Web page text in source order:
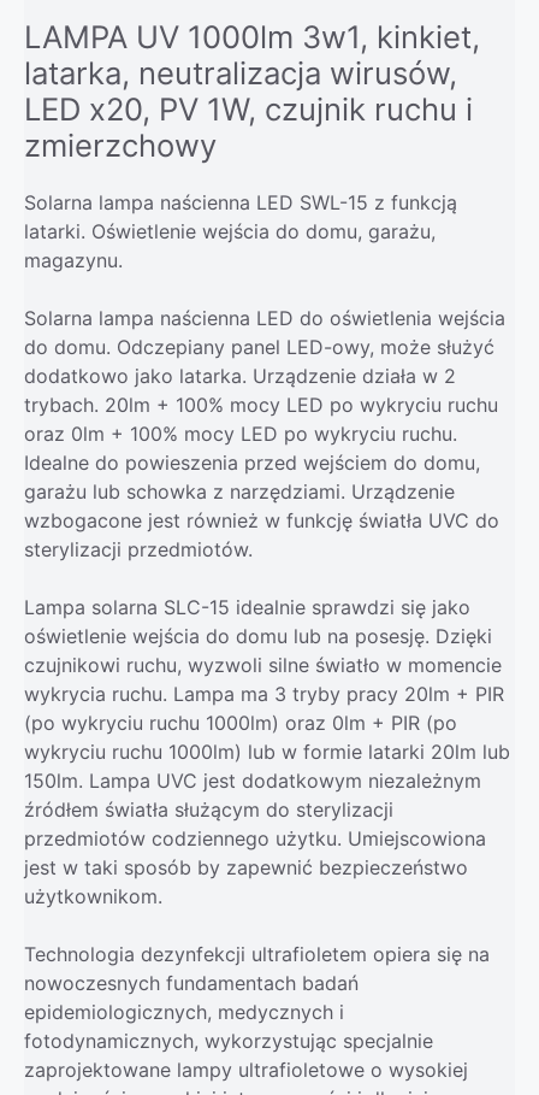
LAMPA UV 1000lm 3w1, kinkiet,
latarka, neutralizacja wirusów,
LED x20, PV 1W, czujnik ruchu i
zmierzchowy
Solarna lampa naścienna LED SWL-15 z funkcją
latarki. Oświetlenie wejścia do domu, garażu,
magazynu.
Solarna lampa naścienna LED do oświetlenia wejścia
do domu. Odczepiany panel LED-owy, może służyć
dodatkowo jako latarka. Urządzenie działa w 2
trybach. 20lm + 100% mocy LED po wykryciu ruchu
oraz 0lm + 100% mocy LED po wykryciu ruchu.
Idealne do powieszenia przed wejściem do domu,
garażu lub schowka z narzędziami. Urządzenie
wzbogacone jest również w funkcję światła UVC do
sterylizacji przedmiotów.
Lampa solarna SLC-15 idealnie sprawdzi się jako
oświetlenie wejścia do domu lub na posesję. Dzięki
czujnikowi ruchu, wyzwoli silne światło w momencie
wykrycia ruchu. Lampa ma 3 tryby pracy 20lm + PIR
(po wykryciu ruchu 1000lm) oraz 0lm + PIR (po
wykryciu ruchu 1000lm) lub w formie latarki 20lm lub
150lm. Lampa UVC jest dodatkowym niezależnym
źródłem światła służącym do sterylizacji
przedmiotów codziennego użytku. Umiejscowiona
jest w taki sposób by zapewnić bezpieczeństwo
użytkownikom.
Technologia dezynfekcji ultrafioletem opiera się na
nowoczesnych fundamentach badań
epidemiologicznych, medycznych i
fotodynamicznych, wykorzystując specjalnie
zaprojektowane lampy ultrafioletowe o wysokiej